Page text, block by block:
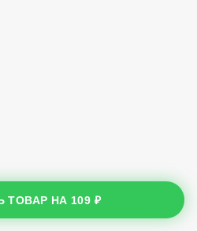
ТОВАР НА 109 ₽